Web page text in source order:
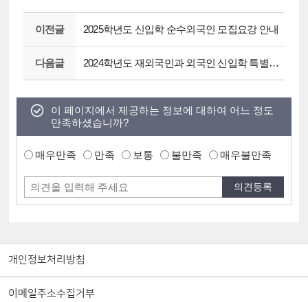
이전글 2025학년도 신입학 순수외국인 모집요강 안내
다음글 2024학년도 재외국민과 외국인 신입학 특별전형(부모 및 지원자 모두가 외국인 9월 모집) 모집요강 안내
이 페이지에서 제공하는 정보에 대하여 어느 정도
만족하셨습니까?
매우만족 만족 보통 불만족 매우불만족
개인정보처리방침
이메일주소수집거부